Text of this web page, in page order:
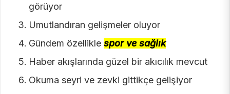
görüyor
Umutlandıran gelişmeler oluyor
Gündem özellikle spor ve sağlık
Haber akışlarında güzel bir akıcılık mevcut
Okuma seyri ve zevki gittikçe gelişiyor